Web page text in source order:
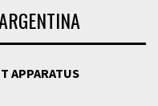
APPARATUS